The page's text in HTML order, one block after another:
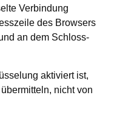
Verbindung
des Browsers
an dem Schloss-
aktiviert ist,
nicht von